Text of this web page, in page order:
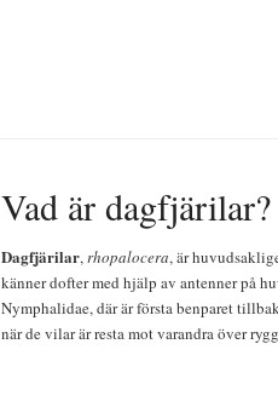
Vad är dagfjärilar?
Dagfjärilar,rhopalocera, är
känner dofter med hjälp av antenner på
Nymphalidae, där är första benparet
när de vilar är resta mot varandra över